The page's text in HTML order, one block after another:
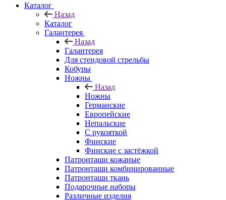
Каталог
Назад
Каталог
Галантерея
Назад
Галантерея
Для стендовой стрельбы
Кобуры
Ножны
Назад
Ножны
Германские
Европейские
Непальские
С рукояткой
Финские
Финские с застёжкой
Патронташи кожаные
Патронташи комбинированные
Патронташи ткань
Подарочные наборы
Различные изделия